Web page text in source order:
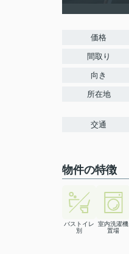
価格
間取り
向き
所在地
交通
物件の特徴
バストイレ
別
室内洗濯機
置場